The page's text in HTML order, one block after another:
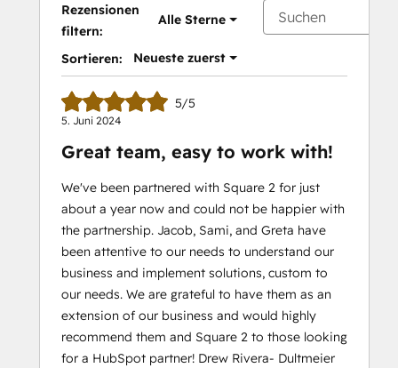
Rezensionen
filtern:
Alle Sterne
Sortieren: Neueste zuerst
5/5
5. Juni 2024
Great team, easy to work with!
We've been partnered with Square 2 for just
about a year now and could not be happier with
the partnership. Jacob, Sami, and Greta have
been attentive to our needs to understand our
business and implement solutions, custom to
our needs. We are grateful to have them as an
extension of our business and would highly
recommend them and Square 2 to those looking
for a HubSpot partner! Drew Rivera- Dultmeier